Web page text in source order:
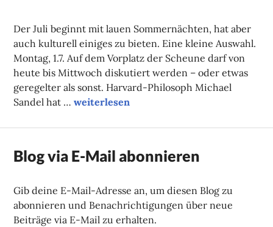
Der Juli beginnt mit lauen Sommernächten, hat aber
auch kulturell einiges zu bieten. Eine kleine Auswahl.
Montag, 1.7. Auf dem Vorplatz der Scheune darf von
heute bis Mittwoch diskutiert werden – oder etwas
geregelter als sonst. Harvard-Philosoph Michael
Sandel hat …Unsere Tipps der Woche
weiterlesen
Blog via E-Mail abonnieren
Gib deine E-Mail-Adresse an, um diesen Blog zu
abonnieren und Benachrichtigungen über neue
Beiträge via E-Mail zu erhalten.